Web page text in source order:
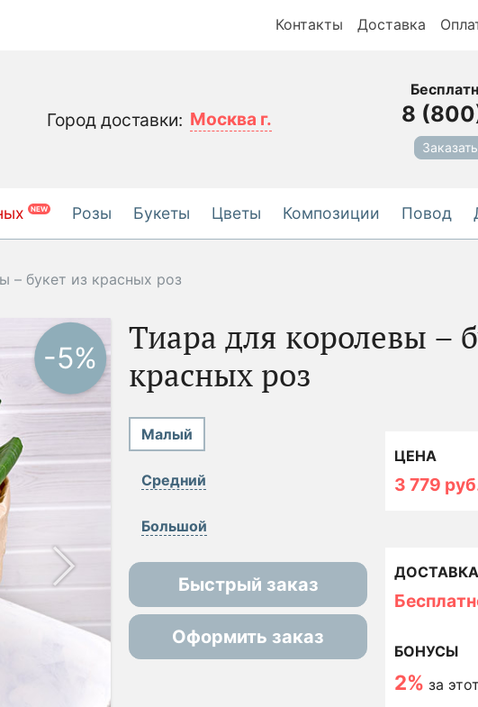
Контакты Доставка
Город доставки: Москва г. 8
NEW Розы Букеты Цветы Композиции Повод
– букет из красных роз
-5%
Тиара для королевы –
красных роз
Малый
Средний
Большой
ЦЕНА
3 779
Быстрый заказ
Оформить заказ
ДОСТАВКА
БОНУСЫ
2% за